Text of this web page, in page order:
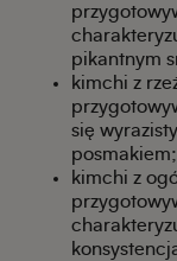
pikantnym
kimchi z
się
posmakiem;
kimchi z